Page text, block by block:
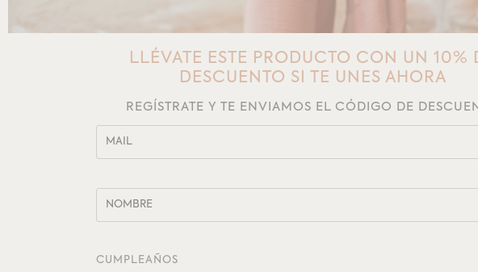
LLÉVATE ESTE PRODUCTO CON UN 10%
DESCUENTO SI TE UNES AHORA
REGÍSTRATE Y TE ENVIAMOS EL CÓDIGO DE
CUMPLEAÑOS